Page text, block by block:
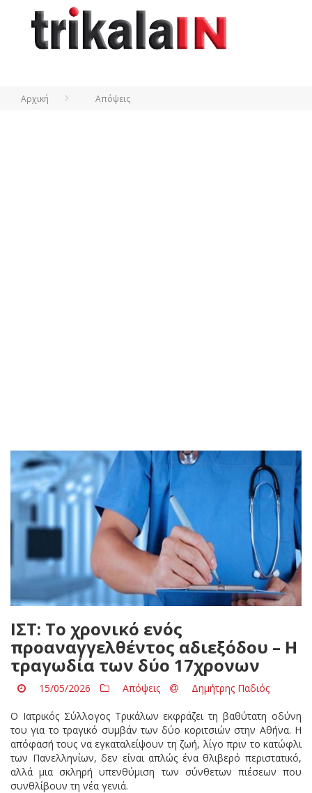
Αρχική Απόψεις
ΙΣΤ: Το χρονικό ενός
προαναγγελθέντος αδιεξόδου – Η
τραγωδία των δύο 17χρονων
15/05/2026 Απόψεις Δημήτρης Παδιός
Ο Ιατρικός Σύλλογος Τρικάλων εκφράζει τη βαθύτατη οδύνη
του για το τραγικό συμβάν των δύο κοριτσιών στην Αθήνα. Η
απόφασή τους να εγκαταλείψουν τη ζωή, λίγο πριν το κατώφλι
των Πανελληνίων, δεν είναι απλώς ένα θλιβερό περιστατικό,
αλλά μια σκληρή υπενθύμιση των σύνθετων πιέσεων που
συνθλίβουν τη νέα γενιά.